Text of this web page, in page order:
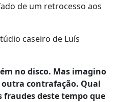
de um retrocesso aos
caseiro de Luís
no disco. Mas imagino
contrafação. Qual
fraudes deste tempo que